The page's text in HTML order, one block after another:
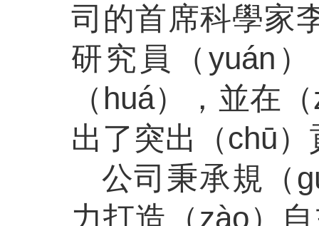
司的首席科學家
研究員（yuán
（huá），並在
出了突出（chū）
公司秉承規（
力打造（zào）